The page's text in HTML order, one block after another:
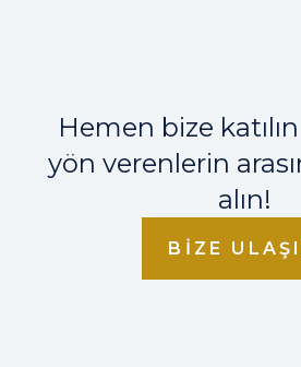
Hemen bize
yön verenlerin
alın!
BIZE